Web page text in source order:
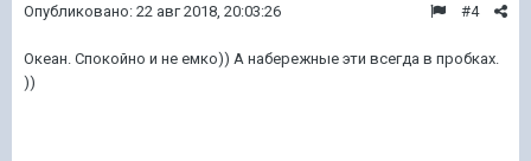
#4
Опубликовано: 22 авг 2018, 20:03:26
Океан. Спокойно и не емко)) А набережные эти всегда в пробках.
))